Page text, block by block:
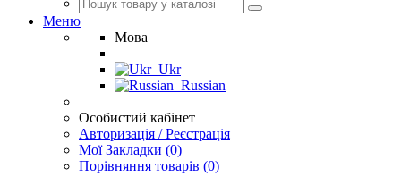
Меню
Мова
Ukr
Russian
Особистий кабінет
Авторизація / Реєстрація
Мої Закладки (0)
Порівняння товарів (0)